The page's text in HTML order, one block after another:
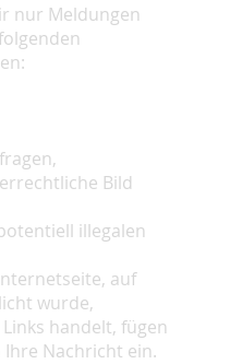
nur Meldungen
Bild
illegalen
auf
wurde,
handelt, fügen
Ihre Nachricht ein.